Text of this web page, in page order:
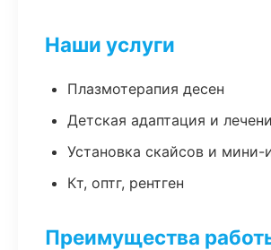
Наши услуги
Плазмотерапия десен
Детская адаптация и
Установка скайсов и мини-
Кт, оптг, рентген
Преимущества